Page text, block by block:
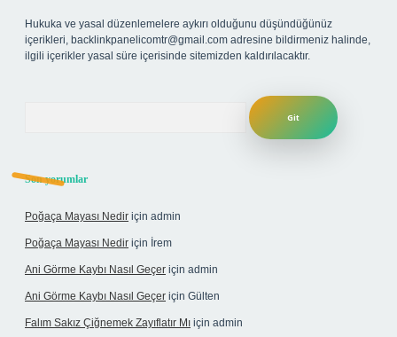
Hukuka ve yasal düzenlemelere aykırı olduğunu düşündüğünüz
içerikleri, backlinkpanelicomtr@gmail.com adresine bildirmeniz halinde,
ilgili içerikler yasal süre içerisinde sitemizden kaldırılacaktır.
Son yorumlar
Poğaça Mayası Nedir için admin
Poğaça Mayası Nedir için İrem
Ani Görme Kaybı Nasıl Geçer için admin
Ani Görme Kaybı Nasıl Geçer için Gülten
Falım Sakız Çiğnemek Zayıflatır Mı için admin